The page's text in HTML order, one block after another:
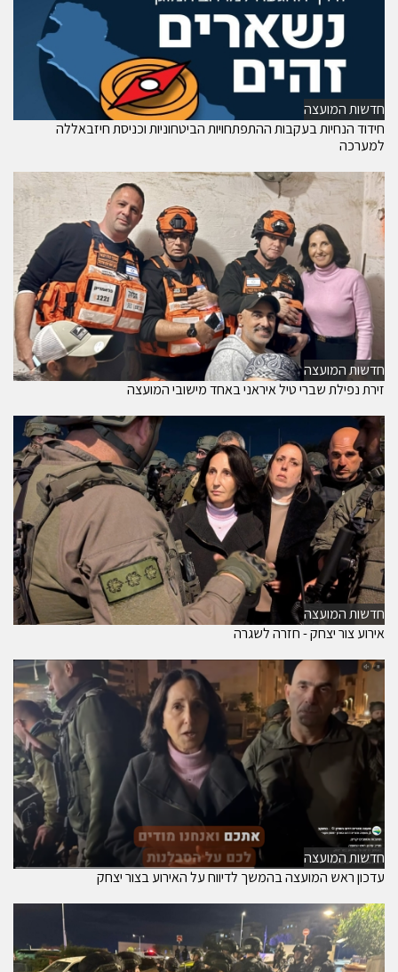
חדשות המועצה
חידוד הנחיות בעקבות ההתפתחויות הביטחוניות וכניסת חיזבאללה
למערכה
חדשות המועצה
זירת נפילת שברי טיל איראני באחד מישובי המועצה
חדשות המועצה
אירוע צור יצחק - חזרה לשגרה
חדשות המועצה
עדכון ראש המועצה בהמשך לדיווח על האירוע בצור יצחק